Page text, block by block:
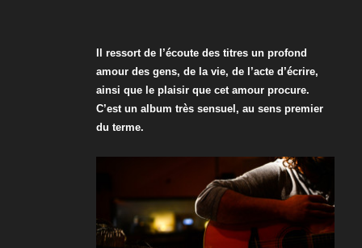
Il ressort de l’écoute des titres un profond
amour des gens, de la vie, de l’acte d’écrire,
ainsi que le plaisir que cet amour procure.
C’est un album très sensuel, au sens premier
du terme.